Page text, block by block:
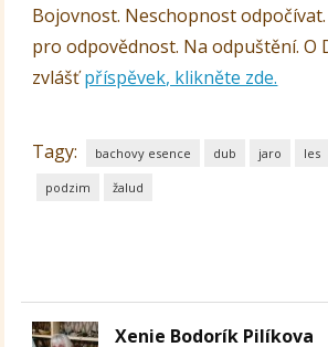
Bojovnost. Neschopnost odpočívat.
pro odpovědnost. Na odpuštění. O
zvlášťpříspěvek, klikněte zde.
Tagy: bachovy esence dub jaro les
podzim žalud
Xenie Bodorík Pilíkova